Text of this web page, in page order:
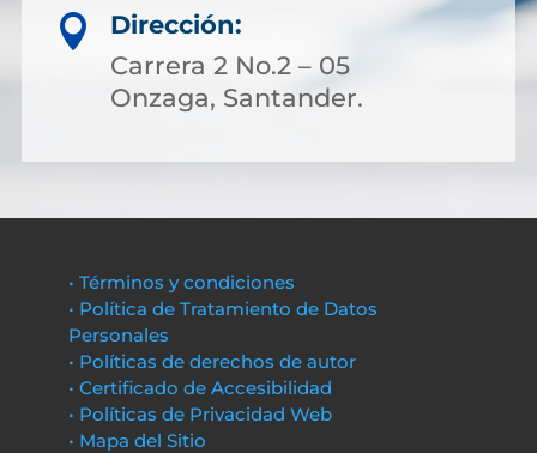

Dirección:
Carrera 2 No.2 – 05
Onzaga, Santander.
• Términos y condiciones
• Política de Tratamiento de Datos
Personales
• Políticas de derechos de autor
• Certificado de Accesibilidad
• Políticas de Privacidad Web
• Mapa del Sitio